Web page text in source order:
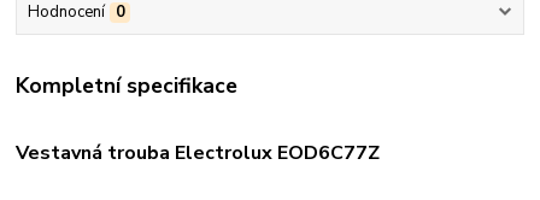
Hodnocení 0
Kompletní specifikace
Vestavná trouba Electrolux EOD6C77Z